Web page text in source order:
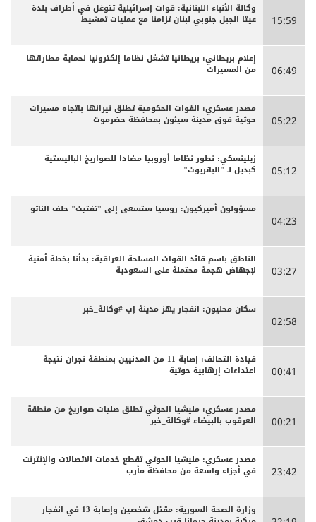
15:59
وكالة الأنباء اللبنانية: قوات إسرائيلية تتوغل في أطراف بلدة
عيتا الجبل جنوبي لبنان تزامنا مع عمليات تمشيط
06:49
إعلام بريطاني: بريطانيا تشغل نظاما إلكترونيا لحماية مطاراتها
من المسيرات
05:22
مصدر عسكري: القوات الحكومية تطلق نيرانها باتجاه مسيرات
حوثية فوق مدينة سيئون بمحافظة حضرموت
05:12
زيلينسكي: نطور نظاما أوروبيا مضادا للصواريخ الباليستية
كبديل لـ "الباتريوت"
04:23
مسؤولون أميركيون: روسيا ستسعى إلى "تفتيت" حلف الناتو
03:27
الناطق باسم قائد القوات المسلحة العراقية: بدأنا بخطة أمنية
لإجهاض هجمة محتملة على السعودية
02:58
سكان محليون: انفجار يهز مدينة إب #وكالة_خبر
00:41
قيادة التحالف: إصابة 11 من المدنيين بمنطقة نجران نتيجة
اعتداءات إرهابية حوثية
00:21
مصدر عسكري: مليشيا الحوثي تطلق صليات صواريخ من منطقة
العرقوب بالبيضاء #وكالة_خبر
23:42
مصدر عسكري: مليشيا الحوثي تقطع خدمات الاتصالات والإنترنت
في أجزاء واسعة من محافظة مأرب
وزارة الصحة السورية: مقتل شخصين وإصابة 13 في انفجار